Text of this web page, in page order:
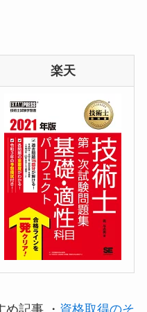
楽天
記事 ・ 資格取得のそ